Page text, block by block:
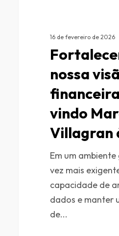
16 de fevereiro de 2026
nossa
vindo
Villagran
Em um
vez mais
capacidade de
dados e manter
de...